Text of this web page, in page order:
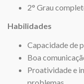
2° Grau
Habilidades
Capacidade de
Boa
Proatividade e
problemas.